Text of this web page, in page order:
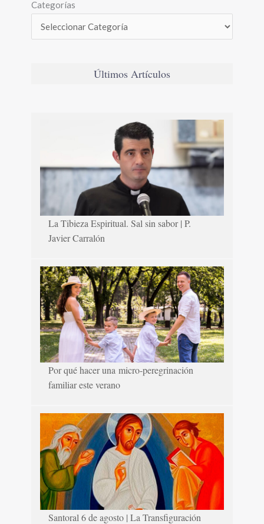
Categorías
Últimos Artículos
La Tibieza Espiritual. Sal sin sabor | P.
Javier Carralón
Por qué hacer una micro-peregrinación
familiar este verano
Santoral 6 de agosto | La Transfiguración